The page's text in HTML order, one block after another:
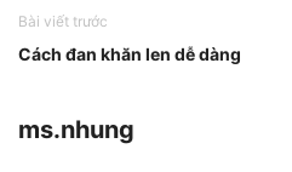
Bài viết trước
Cách đan khăn len dễ dàng
ms.nhung